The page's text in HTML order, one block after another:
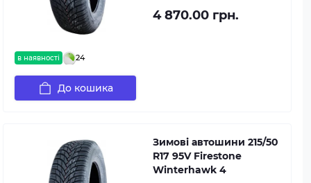
в наявності 24
4 870.00 грн.
До кошика
Зимові автошини 215/50
R17 95V Firestone
Winterhawk 4